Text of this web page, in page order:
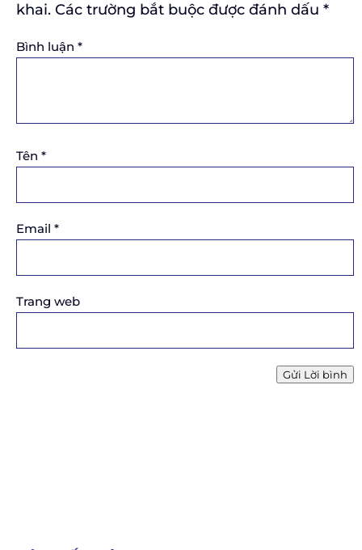
khai. Các trường bắt buộc được đánh dấu *
Bình luận *
Tên *
Email *
Trang web
Gửi Lời bình